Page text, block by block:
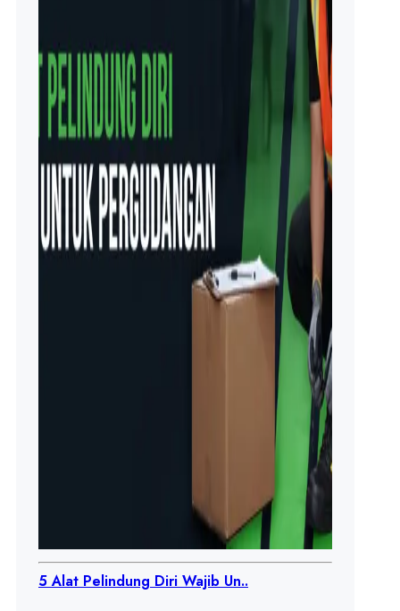
5 Alat Pelindung Diri Wajib Un..